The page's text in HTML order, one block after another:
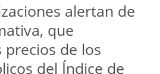
alertan de
que
precios de los
del Índice de